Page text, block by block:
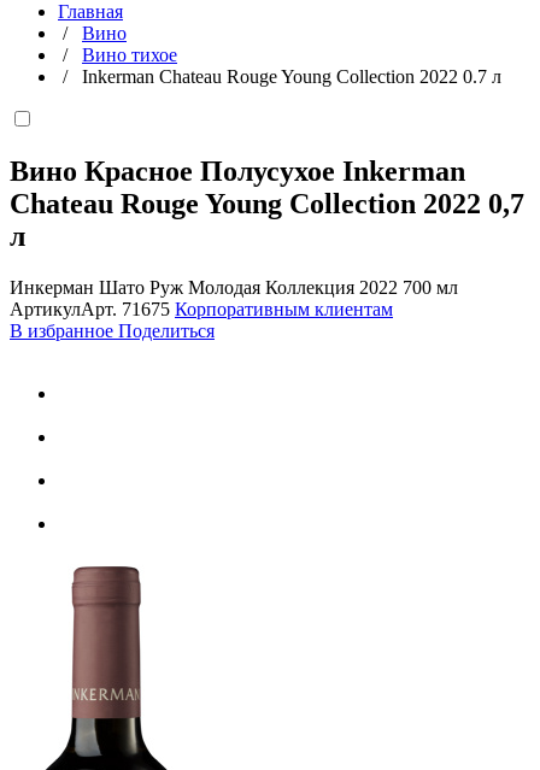
Главная
/ Вино
/ Вино тихое
/ Inkerman Chateau Rouge Young Collection 2022 0.7 л
Вино Красное Полусухое Inkerman
Chateau Rouge Young Collection 2022 0,7
л
Инкерман Шато Руж Молодая Коллекция 2022 700 мл
АртикулАрт. 71675 Корпоративным клиентам
В избранное Поделиться